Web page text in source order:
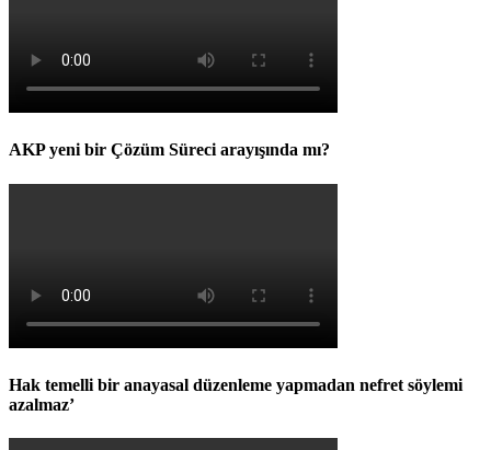
AKP yeni bir Çözüm Süreci arayışında mı?
Hak temelli bir anayasal düzenleme yapmadan nefret söylemi
azalmaz’